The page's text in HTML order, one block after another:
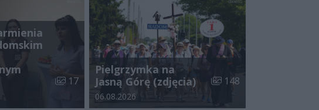
Liczba zdjęć w galerii:
17
Pielgrzymka na
Jasną Górę (zdjęcia)
Liczba zdjęć w galerii:
148
Data dodania galerii:
06.08.2026